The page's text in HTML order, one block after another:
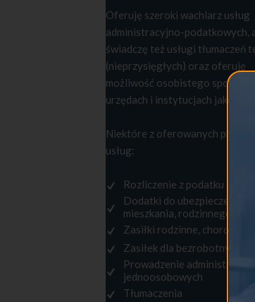
Oferuję szeroki wachlarz usług
administracyjno-podatkowych,
świadczę też usługi tłumaczeń
(nieprzysięgłych) oraz oferuję
możliwość osobistego spotkania
urzędach i instytucjach jako
Niektóre z oferowanych przeze
usług:
Rozliczenie z podatku
Dodatki do ubezpieczenia,
mieszkania, rodzinnego
Zasiłki rodzinne, chorobowe
Zasiłek dla bezrobotnych
Prowadzenie administracji
jednoosobowych
Tłumaczenia